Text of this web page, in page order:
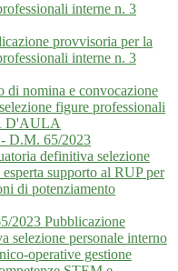
interne n. 3
provvisoria per la
interne n. 3
di nomina e convocazione
figure professionali
D'AULA
D.M. 65/2023
definitiva selezione
supporto al RUP per
di potenziamento
2023 Pubblicazione
selezione personale interno
operative gestione